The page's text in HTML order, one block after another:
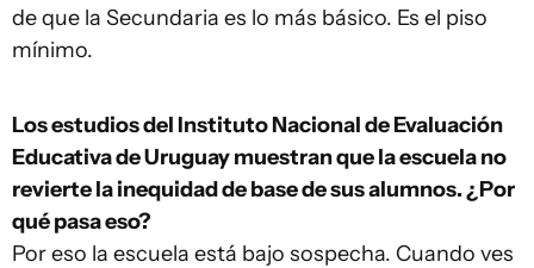
de que la Secundaria es lo más básico. Es el piso
mínimo.
Los estudios del Instituto Nacional de Evaluación
Educativa de Uruguay muestran que la escuela no
revierte la inequidad de base de sus alumnos. ¿Por
qué pasa eso?
Por eso la escuela está bajo sospecha. Cuando ves